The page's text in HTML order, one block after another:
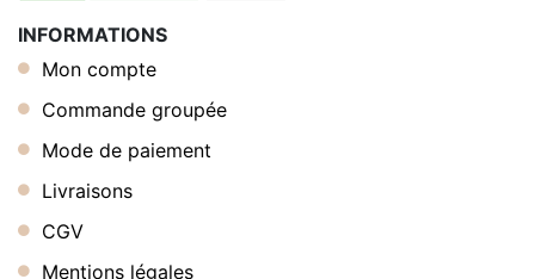
INFORMATIONS
Mon compte
Commande groupée
Mode de paiement
Livraisons
CGV
Mentions légales